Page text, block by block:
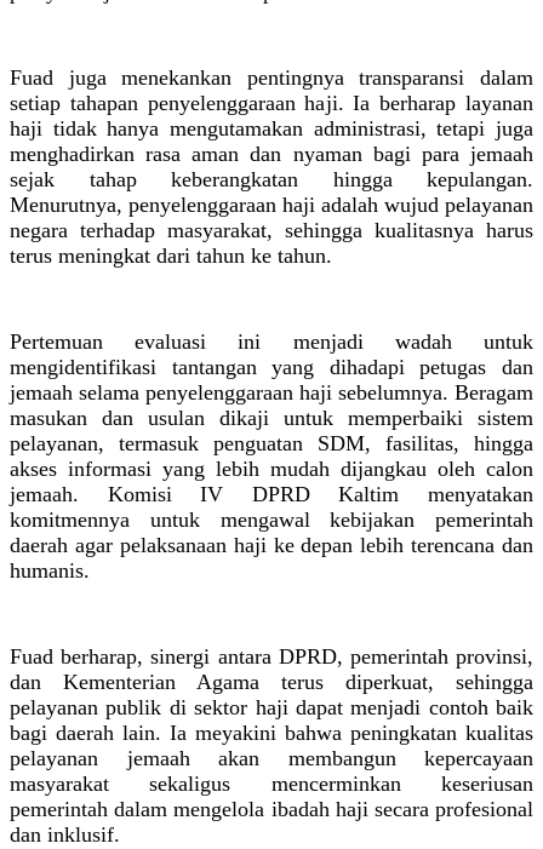
Fuad juga menekankan pentingnya transparansi dalam
setiap tahapan penyelenggaraan haji. Ia berharap layanan
haji tidak hanya mengutamakan administrasi, tetapi juga
menghadirkan rasa aman dan nyaman bagi para jemaah
sejak tahap keberangkatan hingga kepulangan.
Menurutnya, penyelenggaraan haji adalah wujud pelayanan
negara terhadap masyarakat, sehingga kualitasnya harus
terus meningkat dari tahun ke tahun.
Pertemuan evaluasi ini menjadi wadah untuk
mengidentifikasi tantangan yang dihadapi petugas dan
jemaah selama penyelenggaraan haji sebelumnya. Beragam
masukan dan usulan dikaji untuk memperbaiki sistem
pelayanan, termasuk penguatan SDM, fasilitas, hingga
akses informasi yang lebih mudah dijangkau oleh calon
jemaah. Komisi IV DPRD Kaltim menyatakan
komitmennya untuk mengawal kebijakan pemerintah
daerah agar pelaksanaan haji ke depan lebih terencana dan
humanis.
Fuad berharap, sinergi antara DPRD, pemerintah provinsi,
dan Kementerian Agama terus diperkuat, sehingga
pelayanan publik di sektor haji dapat menjadi contoh baik
bagi daerah lain. Ia meyakini bahwa peningkatan kualitas
pelayanan jemaah akan membangun kepercayaan
masyarakat sekaligus mencerminkan keseriusan
pemerintah dalam mengelola ibadah haji secara profesional
dan inklusif.